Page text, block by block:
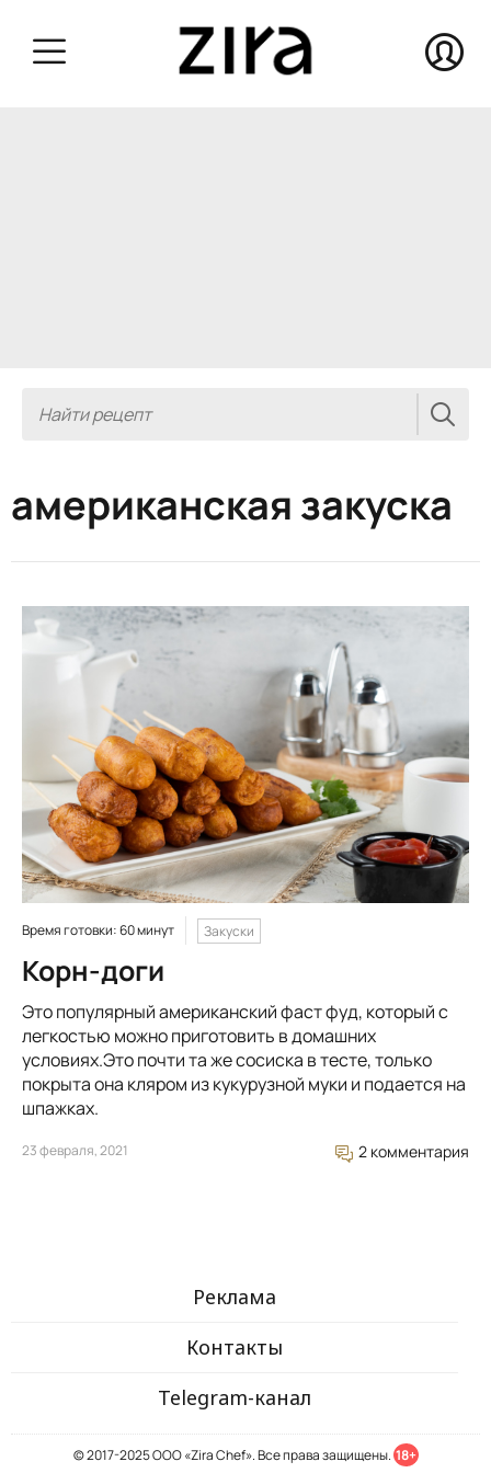
американская закуска
Время готовки: 60 минут Закуски
Корн-доги
Это популярный американский фаст фуд, который с
легкостью можно приготовить в домашних
условиях.Это почти та же сосиска в тесте, только
покрыта она кляром из кукурузной муки и подается на
шпажках.
23 февраля, 2021 2 комментария
Реклама
Контакты
Telegram-канал
© 2017-2025 ООО «Zira Chef». Все права защищены. 18+